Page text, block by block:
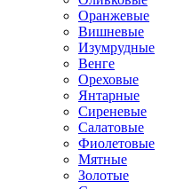
Оранжевые
Вишневые
Изумрудные
Венге
Ореховые
Янтарные
Сиреневые
Салатовые
Фиолетовые
Мятные
Золотые